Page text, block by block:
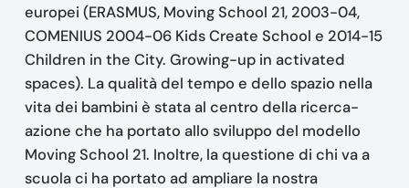
europei (ERASMUS, Moving School 21, 2003-04,
COMENIUS 2004-06 Kids Create School e 2014-15
Children in the City. Growing-up in activated
spaces). La qualità del tempo e dello spazio nella
vita dei bambini è stata al centro della ricerca-
azione che ha portato allo sviluppo del modello
Moving School 21. Inoltre, la questione di chi va a
scuola ci ha portato ad ampliare la nostra